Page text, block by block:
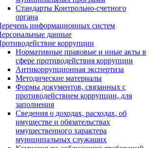
Стандарты Контрольно-счетного
органа
информационных систем
данные
коррупции
Нормативные правовые и иные акты в
сфере противодействия коррупции
Антикоррупционная экспертиза
Методические материалы
Формы документов, связанных с
противодействием коррупции, для
заполнения
Сведения о доходах, расходах, об
имуществе и обязательствах
имущественного характера
муниципальных служащих